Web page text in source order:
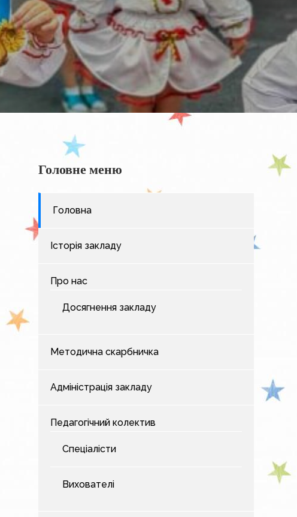
Головне меню
Головна
Історія закладу
Про нас
Досягнення закладу
Методична скарбничка
Адміністрація закладу
Педагогічний колектив
Спеціалісти
Вихователі